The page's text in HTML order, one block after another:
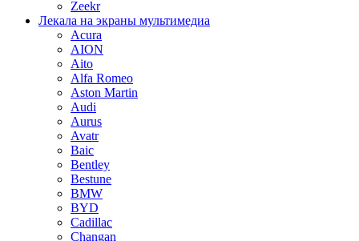
Zeekr
Лекала на экраны мультимедиа
Acura
AION
Aito
Alfa Romeo
Aston Martin
Audi
Aurus
Avatr
Baic
Bentley
Bestune
BMW
BYD
Cadillac
Changan